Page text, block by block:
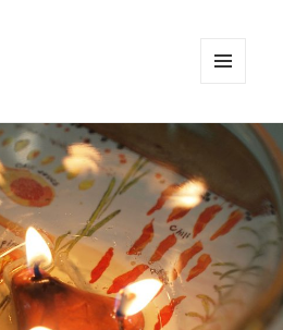
ィジェ